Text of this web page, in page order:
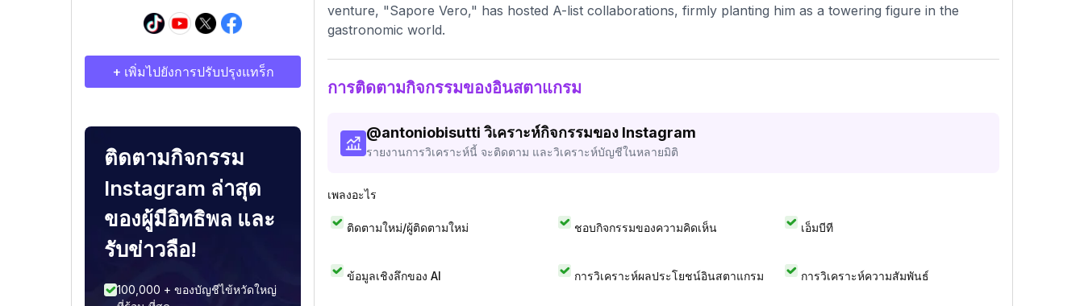
+ เพิ่มไปยังการปรับปรุงแทร็ก
ติดตามกิจกรรม
Instagram ล่าสุด
ของผู้มีอิทธิพล และ
รับข่าวลือ!
100,000 + ของบัญชีไข้หวัดใหญ่
venture, "Sapore Vero," has hosted A-list collaborations, firmly planting him as a towering figure in the
gastronomic world.
การติดตามกิจกรรมของอินสตาแกรม
@antoniobisutti วิเคราะห์กิจกรรมของ Instagram
รายงานการวิเคราะห์นี้ จะติดตาม และวิเคราะห์บัญชีในหลายมิติ
เพลงอะไร
ติดตามใหม่/ผู้ติดตามใหม่ ชอบกิจกรรมของความคิดเห็น เอ็มบีที
ข้อมูลเชิงลึกของ AI การวิเคราะห์ผลประโยชน์อินสตาแกรม การวิเคราะห์ความสัมพันธ์